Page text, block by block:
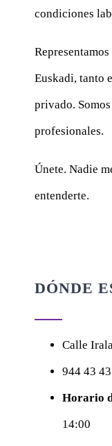
condiciones
Euskadi, tanto
privado.
profesionales.
Únete. Nadie
entenderte.
DÓNDE
Calle
944 43
Horario
14:00